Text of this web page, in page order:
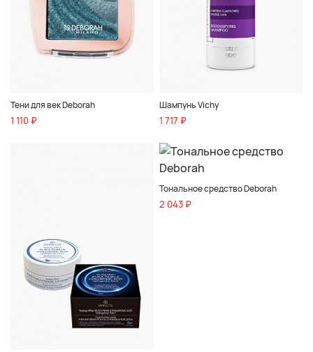
Тени для век Deborah
1 110 ₽
Шампунь Vichy
1 717 ₽
Тональное средство Deborah
2 043 ₽